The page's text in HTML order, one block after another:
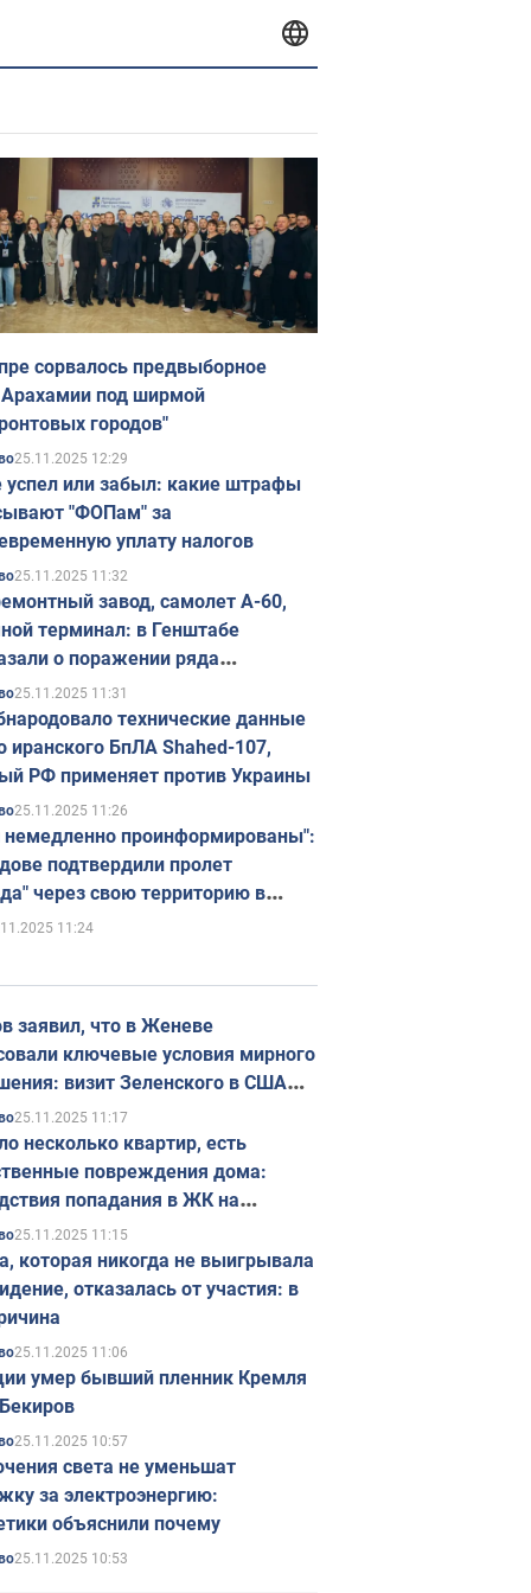
сорвалось предвыборное
Арахамии под ширмой
городов"
25.11.2025 12:29
успел или забыл: какие штрафы
"ФОПам" за
уплату налогов
25.11.2025 11:32
завод, самолет А-60,
терминал: в Генштабе
о поражении ряда
объектов России
25.11.2025 11:31
технические данные
иранского БпЛА Shahed-107,
РФ применяет против Украины
25.11.2025 11:26
проинформированы":
подтвердили пролет
через свою территорию в
11:24
заявил, что в Женеве
ключевые условия мирного
визит Зеленского в США
в ноябре
25.11.2025 11:17
несколько квартир, есть
повреждения дома:
попадания в ЖК на
в Киеве. Фото
25.11.2025 11:15
которая никогда не выигрывала
отказалась от участия: в
25.11.2025 11:06
умер бывший пленник Кремля
25.11.2025 10:57
света не уменьшат
за электроэнергию:
объяснили почему
25.11.2025 10:53